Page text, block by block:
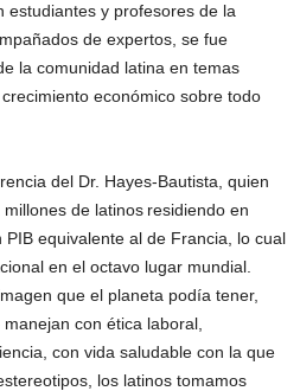
estudiantes y profesores de la
de expertos, se fue
la comunidad latina en temas
económico sobre todo
del Dr. Hayes-Bautista, quien
de latinos residiendo en
equivalente al de Francia, lo cual
en el octavo lugar mundial.
que el planeta podía tener,
con ética laboral,
con vida saludable con la que
los latinos tomamos